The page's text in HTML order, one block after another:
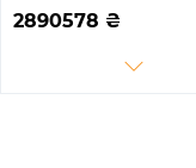
lifepo4 IP55 Fire
Extinguisher
channel (EverCore-
2890578 ₴